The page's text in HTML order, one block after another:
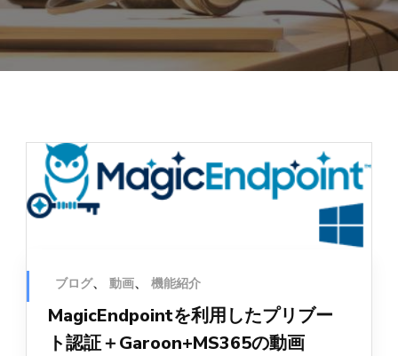
押
す)
ブログ、 動画、 機能紹介
MagicEndpointを利用したプリブー
ト認証＋Garoon+MS365の動画